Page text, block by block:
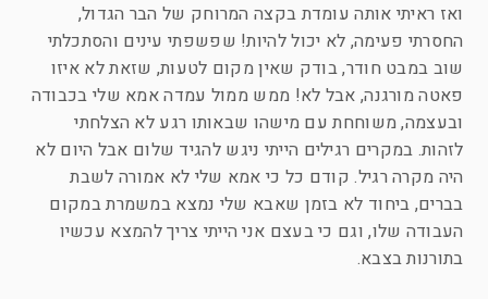
ואז ראיתי אותה עומדת בקצה המרוחק של הבר הגדול,
החסרתי פעימה, לא יכול להיות! שפשפתי עינים והסתכלתי
שוב במבט חודר, בודק שאין מקום לטעות, שזאת לא איזו
פאטה מורגנה, אבל לא! ממש ממול עמדה אמא שלי בכבודה
ובעצמה, משוחחת עם מישהו שבאותו רגע לא הצלחתי
לזהות. במקרים רגילים הייתי ניגש להגיד שלום אבל היום לא
היה מקרה רגיל. קודם כל כי אמא שלי לא אמורה לשבת
בברים, ביחוד לא בזמן שאבא שלי נמצא במשמרת במקום
העבודה שלו, וגם כי בעצם אני הייתי צריך להמצא עכשיו
בתורנות בצבא.